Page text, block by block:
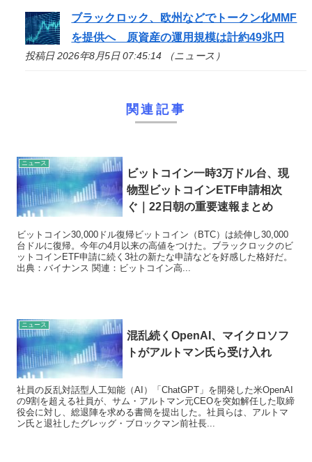
ブラックロック、欧州などでトークン化MMF
を提供へ 原資産の運用規模は計約49兆円
投稿日 2026年8月5日 07:45:14 （ニュース）
関連記事
ニュース
ビットコイン一時3万ドル台、現
物型ビットコインETF申請相次
ぐ｜22日朝の重要速報まとめ
ビットコイン30,000ドル復帰ビットコイン（BTC）は続伸し30,000
台ドルに復帰。今年の4月以来の高値をつけた。ブラックロックのビ
ットコインETF申請に続く3社の新たな申請などを好感した格好だ。
出典：バイナンス 関連：ビットコイン高...
ニュース
混乱続くOpenAI、マイクロソフ
トがアルトマン氏ら受け入れ
社員の反乱対話型人工知能（AI）「ChatGPT」を開発した米OpenAI
の9割を超える社員が、サム・アルトマン元CEOを突如解任した取締
役会に対し、総退陣を求める書簡を提出した。社員らは、アルトマ
ン氏と退社したグレッグ・ブロックマン前社長...